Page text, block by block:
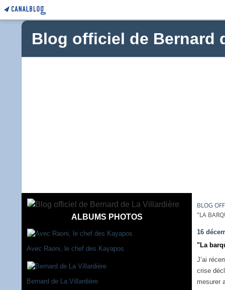
Blog officiel de Bernard
ALBUMS PHOTOS
Avec Raoni, le chef des Kayapos
Bernard de La Villardière
BLOG
"LA
16
"La
J’ai
crise
mesurer